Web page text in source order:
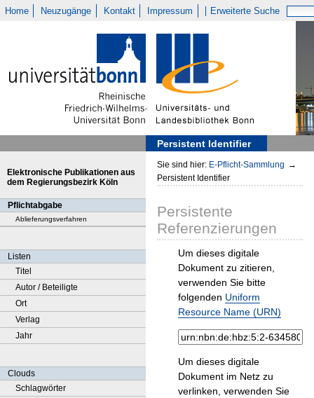
Home Neuzugänge Kontakt Impressum Erweiterte Suche
Persistent Identifier
Elektronische Publikationen aus
dem Regierungsbezirk Köln
Pflichtabgabe
Ablieferungsverfahren
Listen
Titel
Autor / Beteiligte
Ort
Verlag
Jahr
Clouds
Schlagwörter
Sie sind hier: E-Pflicht-Sammlung →
Persistent Identifier
Persistente
Referenzierungen
Um dieses digitale
Dokument zu zitieren,
verwenden Sie bitte
folgenden Uniform
Resource Name (URN)
Um dieses digitale
Dokument im Netz zu
verlinken, verwenden Sie